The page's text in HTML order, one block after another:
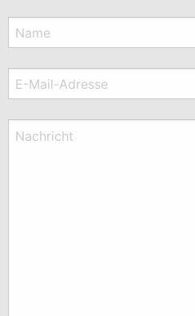
Name
E-Mail-Adresse
Nachricht